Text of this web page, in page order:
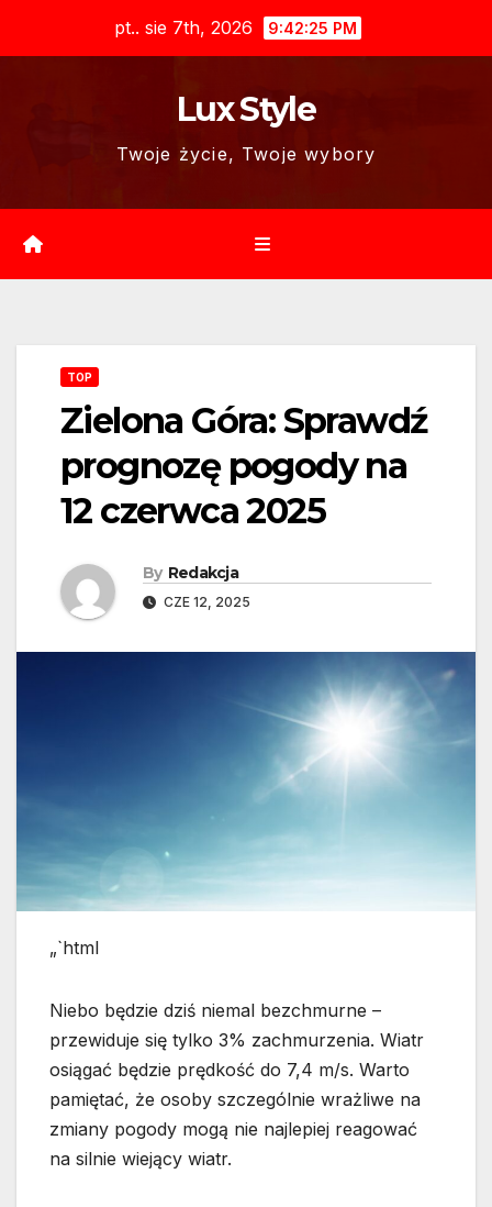
pt.. sie 7th, 2026 9:42:26 PM
Lux Style
Twoje życie, Twoje wybory
TOP
Zielona Góra: Sprawdź
prognozę pogody na
12 czerwca 2025
By Redakcja
CZE 12, 2025
„`html
Niebo będzie dziś niemal bezchmurne –
przewiduje się tylko 3% zachmurzenia. Wiatr
osiągać będzie prędkość do 7,4 m/s. Warto
pamiętać, że osoby szczególnie wrażliwe na
zmiany pogody mogą nie najlepiej reagować
na silnie wiejący wiatr.